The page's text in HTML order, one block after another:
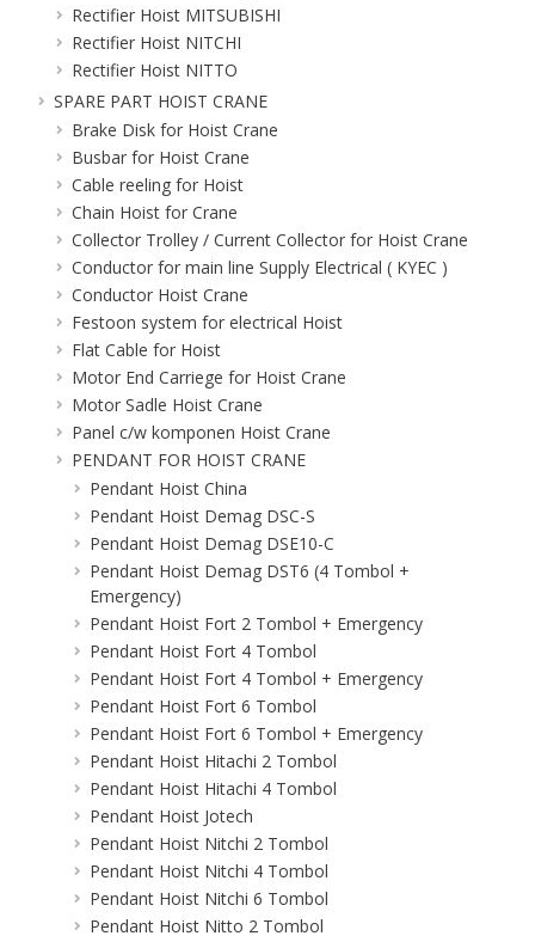
Rectifier Hoist MITSUBISHI
Rectifier Hoist NITCHI
Rectifier Hoist NITTO
SPARE PART HOIST CRANE
Brake Disk for Hoist Crane
Busbar for Hoist Crane
Cable reeling for Hoist
Chain Hoist for Crane
Collector Trolley / Current Collector for Hoist Crane
Conductor for main line Supply Electrical ( KYEC )
Conductor Hoist Crane
Festoon system for electrical Hoist
Flat Cable for Hoist
Motor End Carriege for Hoist Crane
Motor Sadle Hoist Crane
Panel c/w komponen Hoist Crane
PENDANT FOR HOIST CRANE
Pendant Hoist China
Pendant Hoist Demag DSC-S
Pendant Hoist Demag DSE10-C
Pendant Hoist Demag DST6 (4 Tombol +
Emergency)
Pendant Hoist Fort 2 Tombol + Emergency
Pendant Hoist Fort 4 Tombol
Pendant Hoist Fort 4 Tombol + Emergency
Pendant Hoist Fort 6 Tombol
Pendant Hoist Fort 6 Tombol + Emergency
Pendant Hoist Hitachi 2 Tombol
Pendant Hoist Hitachi 4 Tombol
Pendant Hoist Jotech
Pendant Hoist Nitchi 2 Tombol
Pendant Hoist Nitchi 4 Tombol
Pendant Hoist Nitchi 6 Tombol
Pendant Hoist Nitto 2 Tombol